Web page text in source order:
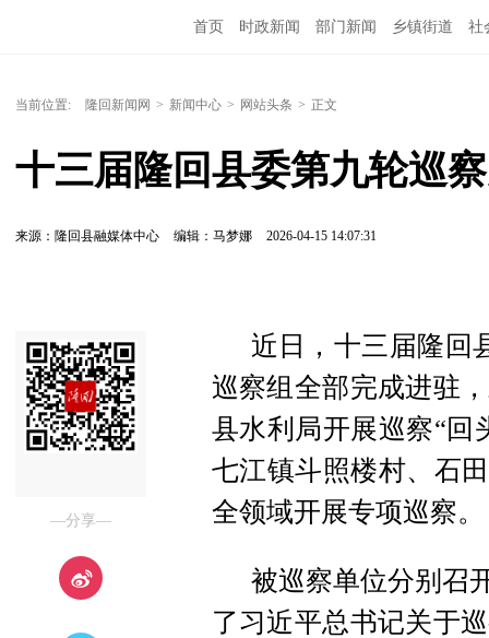
首页 时政新闻 部门新闻 乡镇街道 社
当前位置: 隆回新闻网 > 新闻中心 > 网站头条 > 正文
十三届隆回县委第九轮巡
来源：隆回县融媒体中心 编辑：马梦娜 2026-04-15 14:07:31
—分享—
近日，十三届隆回
巡察组全部完成进驻
县水利局开展巡察“回
七江镇斗照楼村、石
全领域开展专项巡察。
被巡察单位分别召
了习近平总书记关于